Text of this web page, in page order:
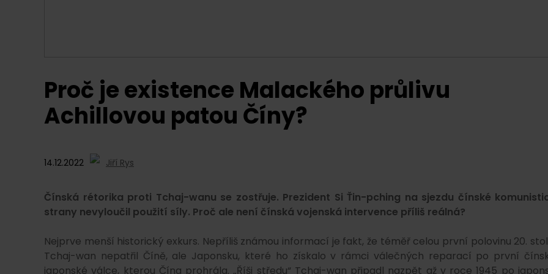
Proč je existence Malackého průlivu
Achillovou patou Číny?
14.12.2022 Jiří Rys
Čínská rétorika proti Tchaj-wanu se zostřuje. Prezident Si Ťin-pching na sjezdu čínské
strany nevyloučil použití síly. Proč ale není čínská vojenská intervence příliš reálná?
Nejprve menší historický exkurs. Nepříliš známou informací je fakt, že téměř celou první polovinu 20.
Tchaj-wan nepatřil Číně, ale Japonsku, které ho získalo v rámci válečných reparací po první
japonské válce, kterou Čína prohrála. „Říši středu“ Tchaj-wan připadl nazpět až v roce 1945 po